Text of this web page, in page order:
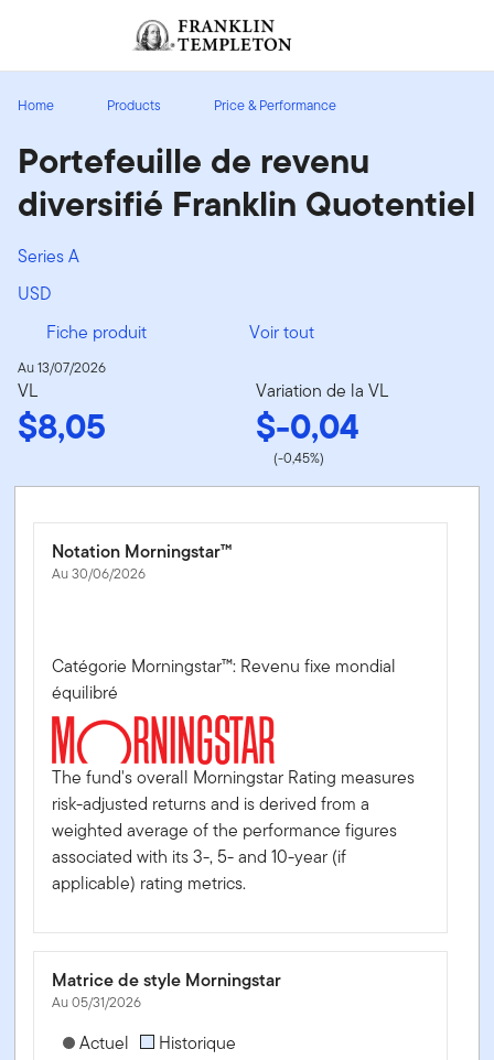
Header menu toggle
Ouverture de session
Home Products Price & Performance
Portefeuille de revenu
diversifié Franklin Quotentiel
Series A
USD
Fiche produit
Voir tout
Au 13/07/2026
VL
$8,05
Variation de la VL
$-0,04
(-0,45%)
Notation Morningstar™
Au 30/06/2026
Catégorie Morningstar™: Revenu fixe mondial
équilibré
The fund's overall Morningstar Rating measures
risk-adjusted returns and is derived from a
weighted average of the performance figures
associated with its 3-, 5- and 10-year (if
applicable) rating metrics.
Matrice de style Morningstar
Au 05/31/2026
[products.morningstar-stylebox-title-sr-equity]
Actuel Historique